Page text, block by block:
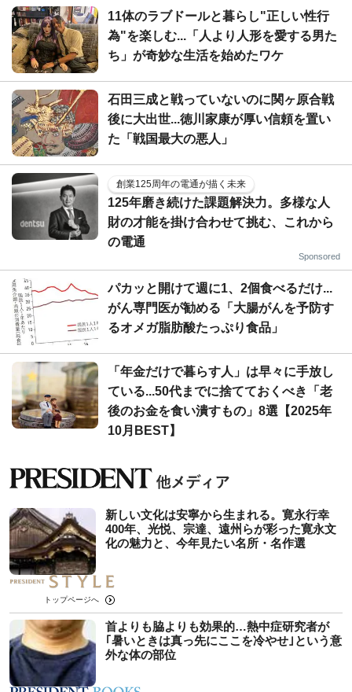
11体のラブドールと暮らし"正しい性行
為"を楽しむ...「人より人形を愛する男た
ち」が奇妙な生活を始めたワケ
石田三成と戦っていないのに関ヶ原合戦
後に大出世...徳川家康が厚い信頼を置い
た「戦国最大の悪人」
創業125周年の電通が描く未来
125年磨き続けた課題解決力。多様な人
財の才能を掛け合わせて挑む、これから
の電通
Sponsored
パカッと開けて週に1、2個食べるだけ...
がん専門医が勧める「大腸がんを予防す
るオメガ脂肪酸たっぷり食品」
「年金だけで暮らす人」は早々に手放し
ている...50代までに捨てておくべき「老
後のお金を食い潰すもの」8選【2025年
10月BEST】
新しい文化は安寧から生まれる。寛永行幸
400年、光悦、宗達、遠州らが彩った寛永文
化の魅力と、今年見たい名所・名作選
トップページへ
首よりも脇よりも効果的…熱中症研究者が
｢暑いときは真っ先にここを冷やせ｣という意
外な体の部位